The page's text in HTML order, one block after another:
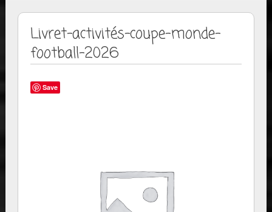
Livret-activités-coupe-monde-
football-2026
Save